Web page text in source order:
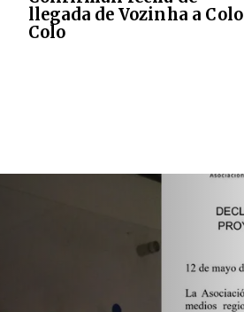
llegada de Vozinha a Colo
Colo